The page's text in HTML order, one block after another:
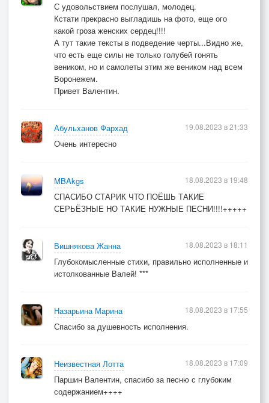
С удовольствием послушал, молодец.
Кстати прекрасно выгладишь на фото, еще ого
какой гроза женских сердец!!!!
А тут такие тексты в подведение черты...Видно же,
что есть еще силы не только голубей гонять
веником, но и самолеты этим же веником над всем
Воронежем.
Привет Валентин.
Абульханов Фархад
Очень интересно
19.08.2023 в 21:33
MBAkgs
СПАСИБО СТАРИК ЧТО ПОЁШЬ ТАКИЕ
СЕРЬЁЗНЫЕ НО ТАКИЕ НУЖНЫЕ ПЕСНИ!!!!+++++
18.08.2023 в 19:48
Вишнякова Жанна
Глубокомысленные стихи, правильно исполненные и
истолкованные Валей! ***
18.08.2023 в 18:11
Назарьина Марина
Спасибо за душевность исполнения.
18.08.2023 в 17:55
Неизвестная Лотта
Паршин Валентин, спасибо за песню с глубоким
содержанием++++
18.08.2023 в 17:09